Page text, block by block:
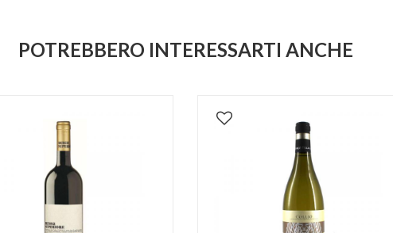
POTREBBERO INTERESSARTI ANCHE